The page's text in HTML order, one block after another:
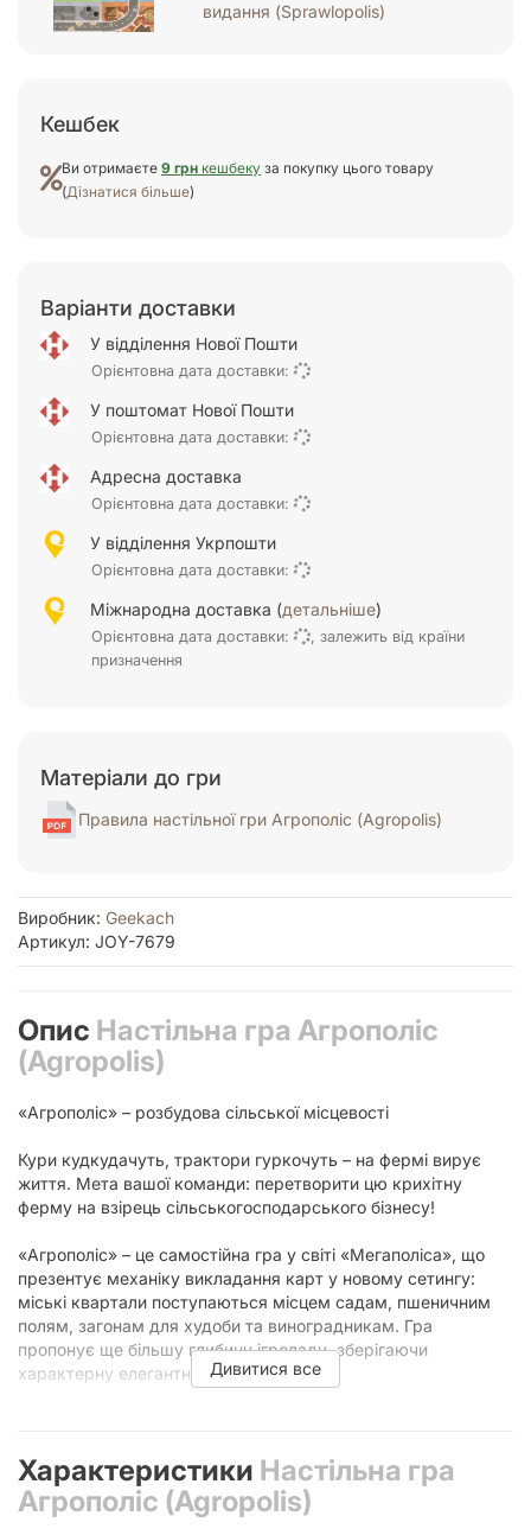
видання (Sprawlopolis)
Кешбек
Ви отримаєте 9 грн кешбеку за покупку цього товару
(Дізнатися більше)
Варіанти доставки
У відділення Нової Пошти
Орієнтовна дата доставки:
У поштомат Нової Пошти
Орієнтовна дата доставки:
Адресна доставка
Орієнтовна дата доставки:
У відділення Укрпошти
Орієнтовна дата доставки:
Міжнародна доставка (детальніше)
Орієнтовна дата доставки:
, залежить від країни
призначення
Матеріали до гри
Правила настільної гри Агрополіс (Agropolis)
Виробник: Geekach
Артикул: JOY-7679
Опис Настільна гра Агрополіс
(Agropolis)
«Агрополіс» – розбудова сільської місцевості
Кури кудкудачуть, трактори гуркочуть – на фермі вирує
життя. Мета вашої команди: перетворити цю крихітну
ферму на взірець сільськогосподарського бізнесу!
«Агрополіс» – це самостійна гра у світі «Мегаполіса», що
презентує механіку викладання карт у новому сетингу:
міські квартали поступаються місцем садам, пшеничним
полям, загонам для худоби та виноградникам. Гра
пропонує ще більшу глибину ігроладу, зберігаючи
характерну елегантність оригіналу.
на ігри «Стежки Тукани» та «Мегаполіс. Повне видання».
Правила розміщення
Дивитися все
Характеристики Настільна гра
Агрополіс (Agropolis)